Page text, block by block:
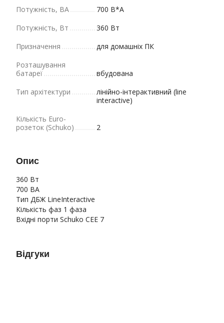
Потужність, ВА
700 В*А
Потужність, Вт
360 Вт
Призначення
для домашніх ПК
Розташування
батареї
вбудована
Тип архітектури
лінійно-інтерактивний (line
interactive)
Кількість Euro-
розеток (Schuko)
2
Опис
360 Вт
700 ВА
Тип ДБЖ LineInteractive
Кількість фаз 1 фаза
Вхідні порти Schuko CEE 7
Відгуки